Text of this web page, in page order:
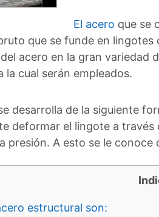
El acero que se
que se funde en
acero en la gran
la cual serán empleados.
desarrolla de la siguiente
deformar el lingote a
presión. A esto se le
estructural son: